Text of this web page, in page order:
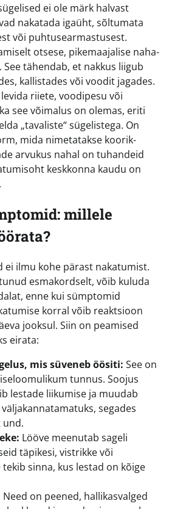
ei ole märk halvast
nakatada igaüht, sõltumata
või puhtusearmastusest.
otsese, pikemaajalise naha-
tähendab, et nakkus liigub
kallistades või voodit jagades.
riiete, voodipesu või
see võimalus on olemas, eriti
„tavaliste“ sügelistega. On
mida nimetatakse koorik-
arvukus nahal on tuhandeid
keskkonna kaudu on
millele
ei ilmu kohe pärast nakatumist.
esmakordselt, võib kuluda
enne kui sümptomid
korral võib reaktsioon
jooksul. Siin on peamised
eirata:
mis süveneb öösiti: See on
tunnus. Soojus
lestade liikumise ja muudab
segades
und.
Lööve meenutab sageli
täpikesi, vistrikke või
tekib sinna, kus lestad on kõige
Need on peened, hallikasvalged